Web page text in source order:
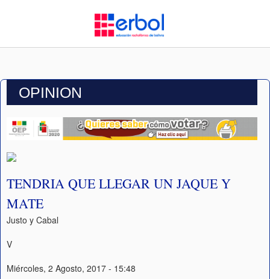
OPINION
TENDRIA QUE LLEGAR UN JAQUE Y
MATE
Justo y Cabal
V
Miércoles, 2 Agosto, 2017 - 15:48